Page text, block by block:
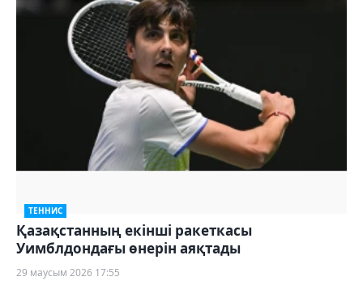
ТЕННИС
Қазақстанның екінші ракеткасы
Уимблдондағы өнерін аяқтады
29 маусым 2026 17:55